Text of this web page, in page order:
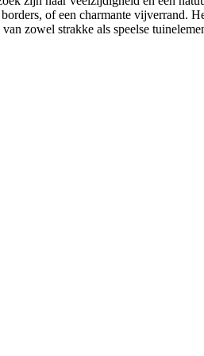
of een charmante vijverrand.
zowel strakke als speelse